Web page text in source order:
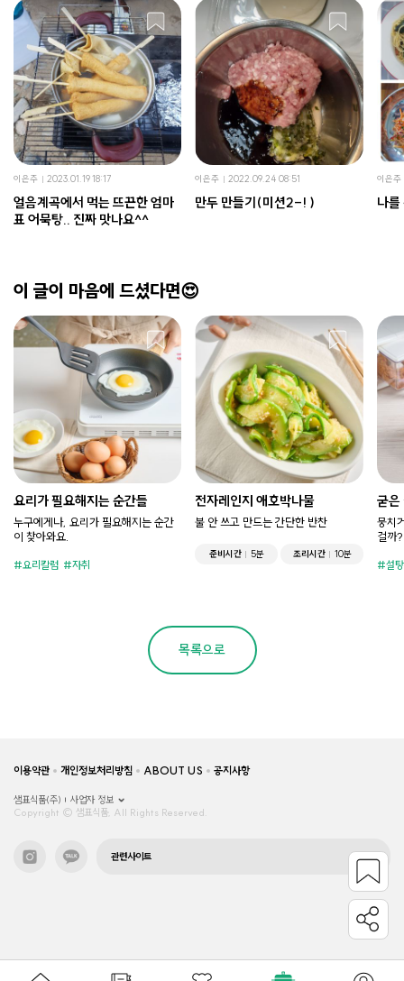
이은주 2023.01.19 18:17
얼음계곡에서 먹는 뜨끈한 엄마
표 어묵탕.. 진짜 맛나요^^
이은주 2022.09.24 08:51
만두 만들기(미션2-! )
이은주
나
이 글이 마음에 드셨다면😍
요리가 필요해지는 순간들
누구에게나, 요리가 필요해지는 순간
이 찾아와요.
요리칼럼 자취
전자레인지 애호박나물
불 안 쓰고 만드는 간단한 반찬
준비시간 5분 조리시간 10분
굳은
뭉치
걸까?
설탕
목록으로
이용약관 개인정보처리방침 ABOUT US 공지사항
샘표식품(주)
사업자 정보
Copyright © 샘표식품, All Rights Reserved.
관련사이트